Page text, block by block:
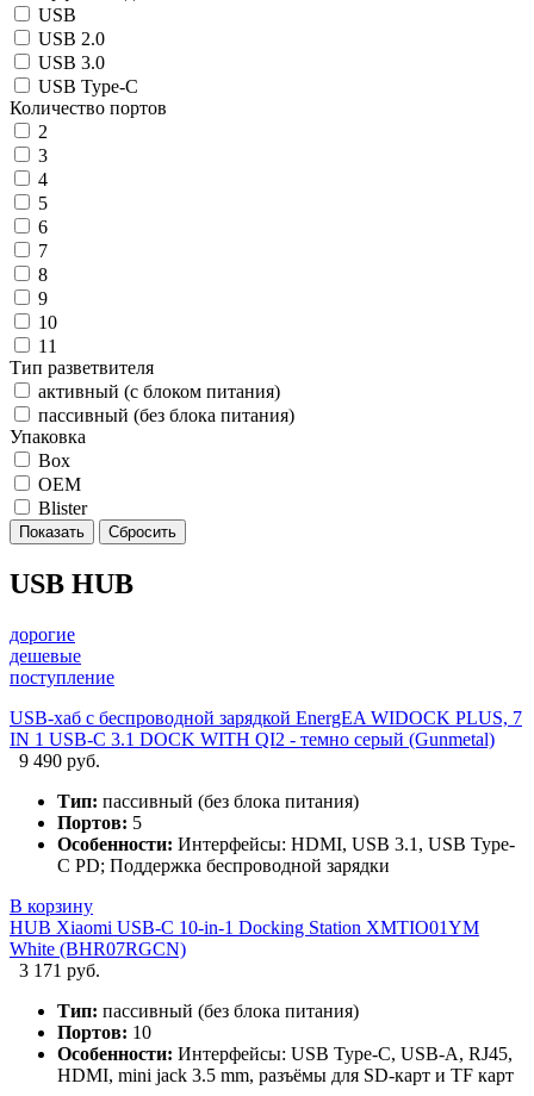
USB
USB 2.0
USB 3.0
USB Type-C
Количество портов
2
3
4
5
6
7
8
9
10
11
Тип разветвителя
активный (с блоком питания)
пассивный (без блока питания)
Упаковка
Box
OEM
Blister
USB HUB
дорогие
дешевые
поступление
USB-хаб с беспроводной зарядкой EnergEA WIDOCK PLUS, 7
IN 1 USB-C 3.1 DOCK WITH QI2 - темно серый (Gunmetal)
9 490 руб.
Тип: пассивный (без блока питания)
Портов: 5
Особенности: Интерфейсы: HDMI, USB 3.1, USB Type-
C PD; Поддержка беспроводной зарядки
В корзину
HUB Xiaomi USB-C 10-in-1 Docking Station XMTIO01YM
White (BHR07RGCN)
3 171 руб.
Тип: пассивный (без блока питания)
Портов: 10
Особенности: Интерфейсы: USB Type-C, USB-A, RJ45,
HDMI, mini jack 3.5 mm, разъёмы для SD-карт и TF карт